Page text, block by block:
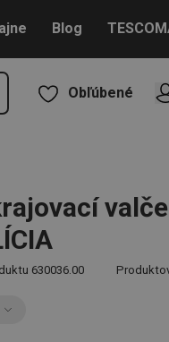
Blog
Obľúbené
630036.00